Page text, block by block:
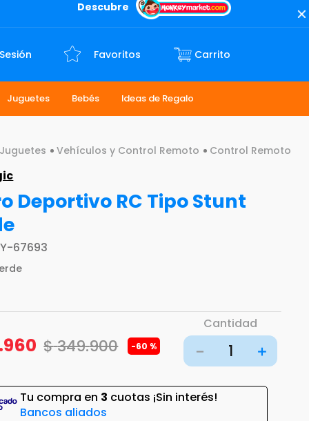
Descubre
Favoritos
Juguetes Bebés Ideas de Regalo
Juguetes Vehículos y Control Remoto Control Remoto
Deportivo RC Tipo Stunt
67693
960 $349.900 -60 %
Cantidad
＋
－
Tu compra en 3 cuotas ¡Sin interés!
Bancos aliados